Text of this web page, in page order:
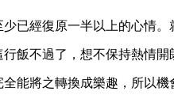
已經復原一半以上的心情。
飯不過了，想不保持熱情開
能將之轉換成樂趣，所以機